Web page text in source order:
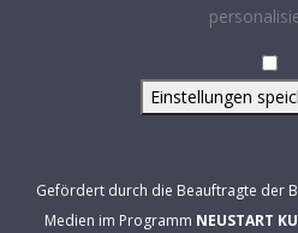
Einstellungen
Gefördert durch die Beauftragte der
Medien im Programm NEUSTART